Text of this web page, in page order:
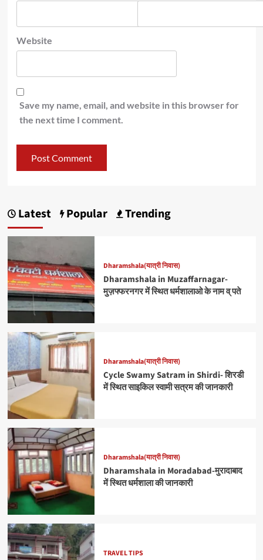
Website
Save my name, email, and website in this browser for
the next time I comment.
Latest Popular Trending
Dharamshala(यात्री निवास)
Dharamshala in Muzaffarnagar-
मुज़फ्फरनगर में स्थित धर्मशालाओ के नाम व् पते
Dharamshala(यात्री निवास)
Cycle Swamy Satram in Shirdi- शिरडी
में स्थित साइकिल स्वामी सत्रम की जानकारी
Dharamshala(यात्री निवास)
Dharamshala in Moradabad-मुरादाबाद
में स्थित धर्मशाला की जानकारी
TRAVEL TIPS